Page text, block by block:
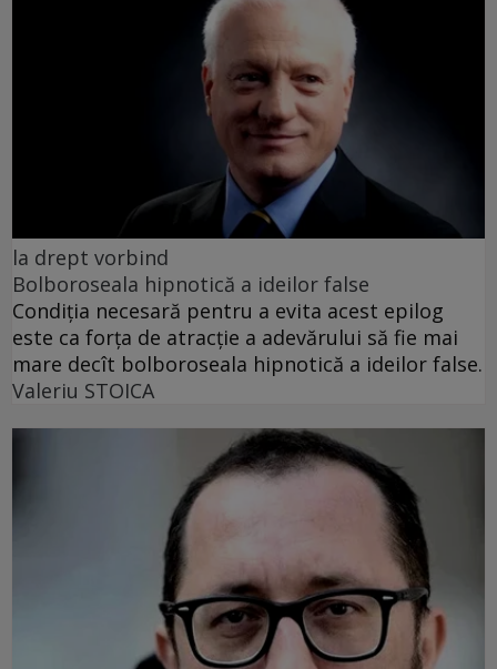
la drept vorbind
Bolboroseala hipnotică a ideilor false
Condiția necesară pentru a evita acest epilog
este ca forța de atracție a adevărului să fie mai
mare decît bolboroseala hipnotică a ideilor false.
Valeriu STOICA